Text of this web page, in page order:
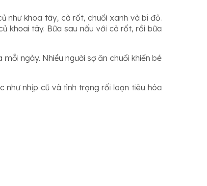
như khoa tây, cà rốt, chuối xanh và bí đỏ.
khoai tây. Bữa sau nấu với cà rốt, rồi bữa
ngày. Nhiều người sợ ăn chuối khiến bé
như nhịp cũ và tình trạng rối loạn tiêu hóa